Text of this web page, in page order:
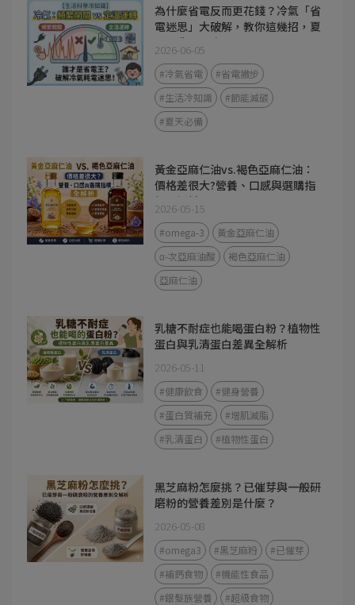
為什麼省電反而更花錢？冷氣「省
電迷思」大破解，教你這幾招，夏
天電費不心疼
2026-06-05
#冷氣省電
#省電撇步
#生活冷知識
#節能減碳
#夏天必備
黃金亞麻仁油vs.褐色亞麻仁油：
價格差很大?營養、口感與選購指
標全解析
2026-05-15
#omega-3
黃金亞麻仁油
α-次亞麻油酸
褐色亞麻仁油
亞麻仁油
乳糖不耐症也能喝蛋白粉？植物性
蛋白與乳清蛋白差異全解析
2026-05-11
#健康飲食
#健身營養
#蛋白質補充
#增肌減脂
#乳清蛋白
#植物性蛋白
黑芝麻粉怎麼挑？已催芽與一般研
磨粉的營養差別是什麼？
2026-05-08
#omega3 #黑芝麻粉
#已催芽
#補鈣食物
#機能性食品
#銀髮族營養
#超級食物